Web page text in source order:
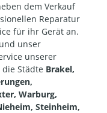
dem Verkauf
Reparatur
für ihr Gerät an.
unser
unserer
Städte Brakel,
Warburg,
Steinheim,